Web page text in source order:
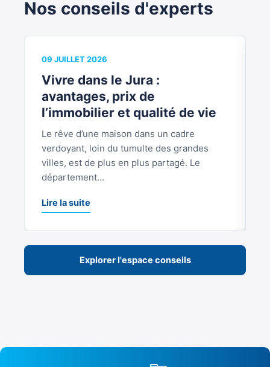
Nos conseils d'experts
09 JUILLET 2026
Vivre dans le Jura :
avantages, prix de
l’immobilier et qualité de vie
Le rêve d’une maison dans un cadre
verdoyant, loin du tumulte des grandes
villes, est de plus en plus partagé. Le
département...
Lire la suite
Explorer l'espace conseils